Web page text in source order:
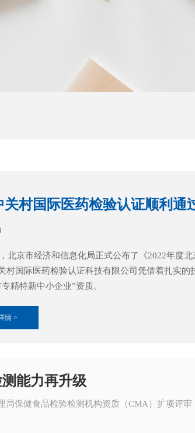
北京市经济和信息化局正式公布了《2022年度
村国际医药检验认证科技有限公司凭借着扎实
精特新中小企业”资质。
情 >
能力再升级
保健食品检验检测机构资质（CMA）扩项评审